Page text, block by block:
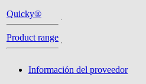
Quicky®
Product range
Información del proveedor